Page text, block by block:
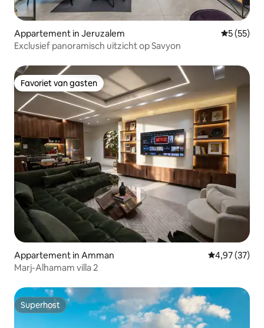
Appartement in Jeruzalem
5 (55)
Exclusief panoramisch uitzicht op Savyon
Favoriet van gasten
Favoriet van gasten
Appartement in Amman Gemiddelde
4,97 (37)
Marj-Alhamam villa 2
Superhost
Superhost